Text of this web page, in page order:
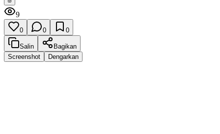
9
0 0 0
Salin
Bagikan
Screenshot
Dengarkan